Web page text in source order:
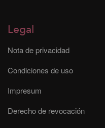
Legal
Nota de privacidad
Condiciones de uso
Impresum
Derecho de revocación